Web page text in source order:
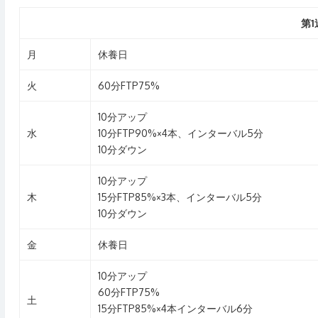
第1
月 休養日
火 60分FTP75%
水
10分アップ
10分FTP90%×4本、インターバル5分
10分ダウン
木
10分アップ
15分FTP85%×3本、インターバル5分
10分ダウン
金 休養日
土
10分アップ
60分FTP75%
15分FTP85%×4本インターバル6分